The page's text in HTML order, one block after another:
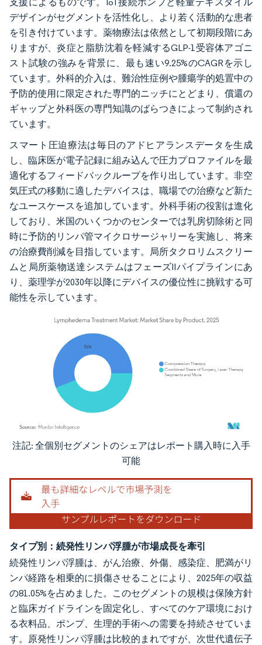
デザインがセグメントを活性化し、より若く活動的な患者
を引き付けています。薬物療法は依然として初期段階にあ
りますが、炎症と脂肪沈着を軽減するGLP-1受容体アゴニ
スト試験の強みを背景に、最も速い9.25%のCAGRを示し
ています。外科的介入は、難治性症例や腫瘍学的処置中の
予防的使用に限定された専門的ニッチにとどまり、償還の
ギャップと外科医の専門知識のばらつきによって制約され
ています。
スマート圧迫療法は毎日のアドヒアランスデータを生成
し、臨床医が電子記録に組み込んで圧力プロファイルを最
適化するフィードバックループを作り出しています。非空
気圧式の移動に適したデバイスは、職場での治療など新た
なユースケースを追加しています。外科手術の役割は進化
しており、米国のいくつかのセンターでは乳房切除術と同
時に予防的リンパ管マイクロサージャリーを実施し、将来
の治療費削減を目指しています。局所タクロリムスクリー
ムと局所薬物送達システムはフェーズIIパイプラインにあ
り、薬理学が2030年以降にデバイスの優位性に挑戦する可
能性を示しています。
画像 © Mordor Intelligence。再利用にはCC BY 4.0の表示が必要です。
注記: 全個別セグメントのシェアはレポート購入時に入手
可能
タイプ別：続発性リンパ浮腫が市場成長を牽引
続発性リンパ浮腫は、がん治療、外傷、感染症、肥満がリ
ンパ経路を相乗的に損傷させることにより、2025年の収益
の81.05%を占めました。このセグメントの規模は保険方針
と臨床ガイドラインを固定化し、すべてのケア環境におけ
る衣料品、ポンプ、生理的手術への需要を持続させていま
す。原発性リンパ浮腫は比較的まれですが、次世代遺伝子